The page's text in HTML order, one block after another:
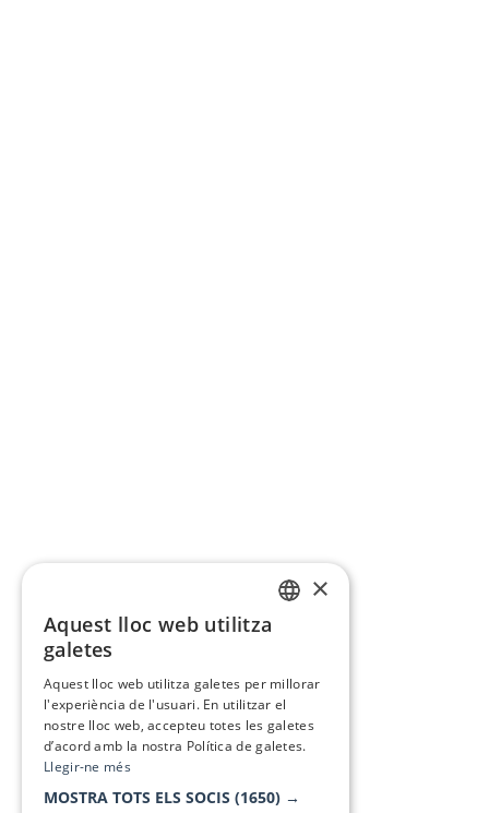
×
Aquest lloc web utilitza
galetes
Aquest lloc web utilitza galetes per millorar
l'experiència de l'usuari. En utilitzar el
nostre lloc web, accepteu totes les galetes
d’acord amb la nostra Política de galetes.
Llegir-ne més
MOSTRA TOTS ELS SOCIS (1650) →